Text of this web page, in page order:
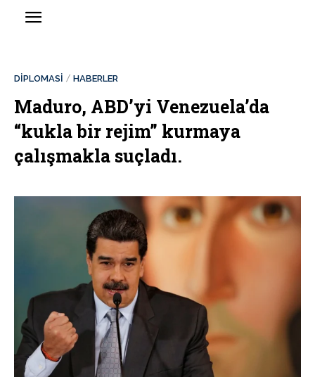
DİPLOMASİ HABERLER
Maduro, ABD’yi Venezuela’da
“kukla bir rejim” kurmaya
çalışmakla suçladı.